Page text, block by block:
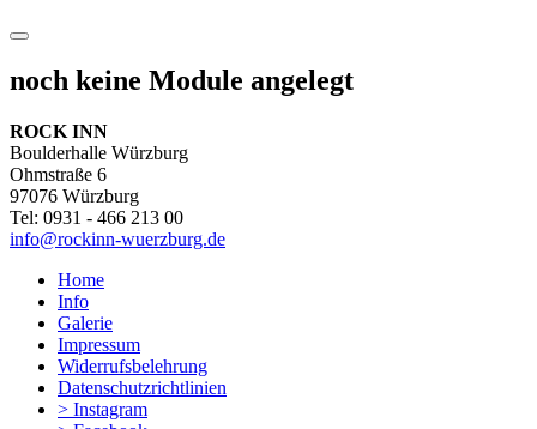
noch keine Module angelegt
ROCK INN
Boulderhalle Würzburg
Ohmstraße 6
97076 Würzburg
Tel: 0931 - 466 213 00
info@rockinn-wuerzburg.de
Home
Info
Galerie
Impressum
Widerrufsbelehrung
Datenschutzrichtlinien
> Instagram